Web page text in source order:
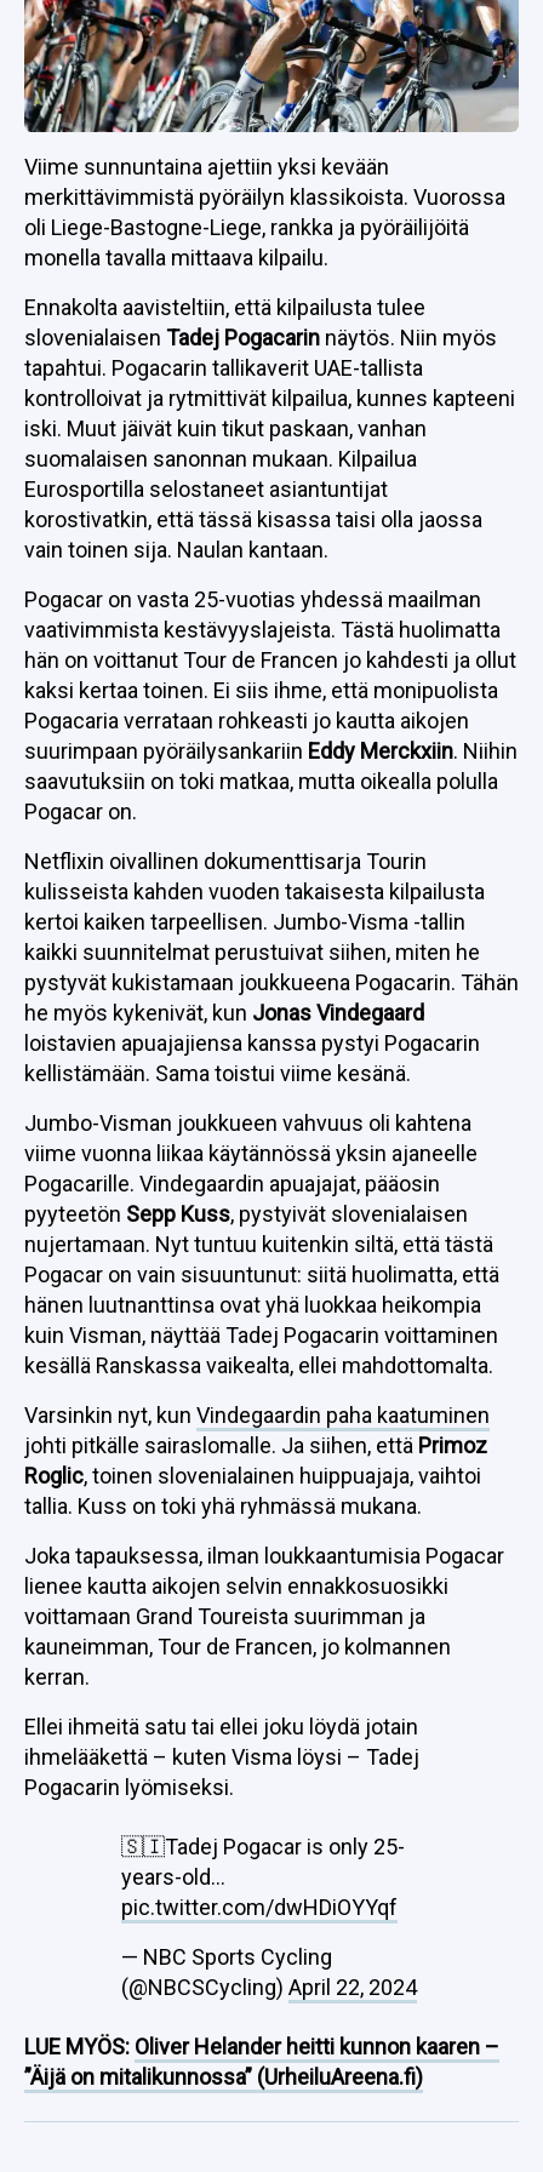
Viime sunnuntaina ajettiin yksi kevään
merkittävimmistä pyöräilyn klassikoista. Vuorossa
oli Liege-Bastogne-Liege, rankka ja pyöräilijöitä
monella tavalla mittaava kilpailu.
Ennakolta aavisteltiin, että kilpailusta tulee
slovenialaisen Tadej Pogacarin näytös. Niin myös
tapahtui. Pogacarin tallikaverit UAE-tallista
kontrolloivat ja rytmittivät kilpailua, kunnes kapteeni
iski. Muut jäivät kuin tikut paskaan, vanhan
suomalaisen sanonnan mukaan. Kilpailua
Eurosportilla selostaneet asiantuntijat
korostivatkin, että tässä kisassa taisi olla jaossa
vain toinen sija. Naulan kantaan.
Pogacar on vasta 25-vuotias yhdessä maailman
vaativimmista kestävyyslajeista. Tästä huolimatta
hän on voittanut Tour de Francen jo kahdesti ja ollut
kaksi kertaa toinen. Ei siis ihme, että monipuolista
Pogacaria verrataan rohkeasti jo kautta aikojen
suurimpaan pyöräilysankariin Eddy Merckxiin. Niihin
saavutuksiin on toki matkaa, mutta oikealla polulla
Pogacar on.
Netflixin oivallinen dokumenttisarja Tourin
kulisseista kahden vuoden takaisesta kilpailusta
kertoi kaiken tarpeellisen. Jumbo-Visma -tallin
kaikki suunnitelmat perustuivat siihen, miten he
pystyvät kukistamaan joukkueena Pogacarin. Tähän
he myös kykenivät, kun Jonas Vindegaard
loistavien apuajajiensa kanssa pystyi Pogacarin
kellistämään. Sama toistui viime kesänä.
Jumbo-Visman joukkueen vahvuus oli kahtena
viime vuonna liikaa käytännössä yksin ajaneelle
Pogacarille. Vindegaardin apuajajat, pääosin
pyyteetön Sepp Kuss, pystyivät slovenialaisen
nujertamaan. Nyt tuntuu kuitenkin siltä, että tästä
Pogacar on vain sisuuntunut: siitä huolimatta, että
hänen luutnanttinsa ovat yhä luokkaa heikompia
kuin Visman, näyttää Tadej Pogacarin voittaminen
kesällä Ranskassa vaikealta, ellei mahdottomalta.
Varsinkin nyt, kun Vindegaardin paha kaatuminen
johti pitkälle sairaslomalle. Ja siihen, että Primoz
Roglic, toinen slovenialainen huippuajaja, vaihtoi
tallia. Kuss on toki yhä ryhmässä mukana.
Joka tapauksessa, ilman loukkaantumisia Pogacar
lienee kautta aikojen selvin ennakkosuosikki
voittamaan Grand Toureista suurimman ja
kauneimman, Tour de Francen, jo kolmannen
kerran.
Ellei ihmeitä satu tai ellei joku löydä jotain
ihmelääkettä – kuten Visma löysi – Tadej
Pogacarin lyömiseksi.
🇸🇮Tadej Pogacar is only 25-
years-old…
pic.twitter.com/dwHDiOYYqf
— NBC Sports Cycling
(@NBCSCycling) April 22, 2024
LUE MYÖS: Oliver Helander heitti kunnon kaaren –
”Äijä on mitalikunnossa” (UrheiluAreena.fi)